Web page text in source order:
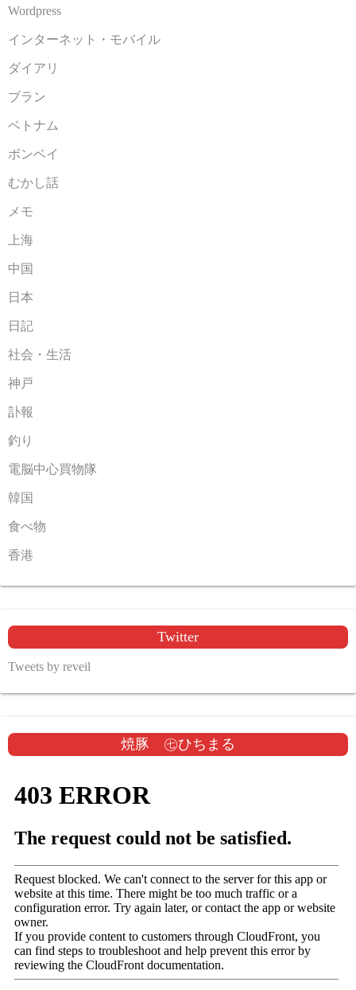
Wordpress
インターネット・モバイル
ダイアリ
ブラン
ベトナム
ボンベイ
むかし話
メモ
上海
中国
日本
日記
社会・生活
神戸
訃報
釣り
電脳中心買物隊
韓国
食べ物
香港
Twitter
Tweets by reveil
焼豚 ㊆ひちまる